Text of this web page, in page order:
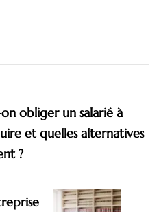
obliger un salarié à
et quelles alternatives
?